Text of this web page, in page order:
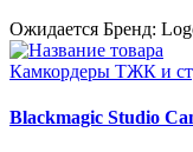
Ожидается Бренд:
Камкордеры ТЖК и
Blackmagic Studio